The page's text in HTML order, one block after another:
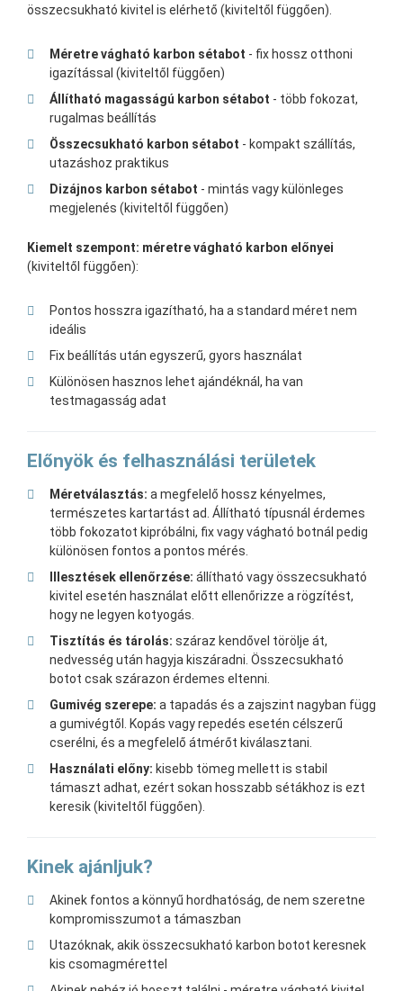
összecsukható kivitel is elérhető (kiviteltől függően).
Méretre vágható karbon sétabot - fix hossz otthoni
igazítással (kiviteltől függően)
Állítható magasságú karbon sétabot - több fokozat,
rugalmas beállítás
Összecsukható karbon sétabot - kompakt szállítás,
utazáshoz praktikus
Dizájnos karbon sétabot - mintás vagy különleges
megjelenés (kiviteltől függően)
Kiemelt szempont: méretre vágható karbon előnyei
(kiviteltől függően):
Pontos hosszra igazítható, ha a standard méret nem
ideális
Fix beállítás után egyszerű, gyors használat
Különösen hasznos lehet ajándéknál, ha van
testmagasság adat
Előnyök és felhasználási területek
Méretválasztás: a megfelelő hossz kényelmes,
természetes kartartást ad. Állítható típusnál érdemes
több fokozatot kipróbálni, fix vagy vágható botnál pedig
különösen fontos a pontos mérés.
Illesztések ellenőrzése: állítható vagy összecsukható
kivitel esetén használat előtt ellenőrizze a rögzítést,
hogy ne legyen kotyogás.
Tisztítás és tárolás: száraz kendővel törölje át,
nedvesség után hagyja kiszáradni. Összecsukható
botot csak szárazon érdemes eltenni.
Gumivég szerepe: a tapadás és a zajszint nagyban függ
a gumivégtől. Kopás vagy repedés esetén célszerű
cserélni, és a megfelelő átmérőt kiválasztani.
Használati előny: kisebb tömeg mellett is stabil
támaszt adhat, ezért sokan hosszabb sétákhoz is ezt
keresik (kiviteltől függően).
Kinek ajánljuk?
Akinek fontos a könnyű hordhatóság, de nem szeretne
kompromisszumot a támaszban
Utazóknak, akik összecsukható karbon botot keresnek
kis csomagmérettel